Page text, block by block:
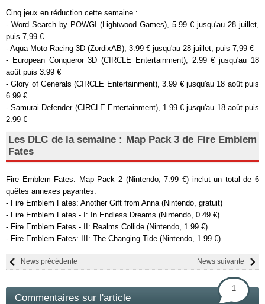
Cinq jeux en réduction cette semaine :
- Word Search by POWGI (Lightwood Games), 5.99 € jusqu'au 28 juillet,
puis 7,99 €
- Aqua Moto Racing 3D (ZordixAB), 3.99 € jusqu'au 28 juillet, puis 7,99 €
- European Conqueror 3D (CIRCLE Entertainment), 2.99 € jusqu'au 18
août puis 3.99 €
- Glory of Generals (CIRCLE Entertainment), 3.99 € jusqu'au 18 août puis
6.99 €
- Samurai Defender (CIRCLE Entertainment), 1.99 € jusqu'au 18 août puis
2.99 €
Les DLC de la semaine : Map Pack 3 de Fire Emblem
Fates
Fire Emblem Fates: Map Pack 2 (Nintendo, 7.99 €) inclut un total de 6
quêtes annexes payantes.
- Fire Emblem Fates: Another Gift from Anna (Nintendo, gratuit)
- Fire Emblem Fates - I: In Endless Dreams (Nintendo, 0.49 €)
- Fire Emblem Fates - II: Realms Collide (Nintendo, 1.99 €)
- Fire Emblem Fates: III: The Changing Tide (Nintendo, 1.99 €)
News suivante
News précédente
Commentaires sur l'article
1